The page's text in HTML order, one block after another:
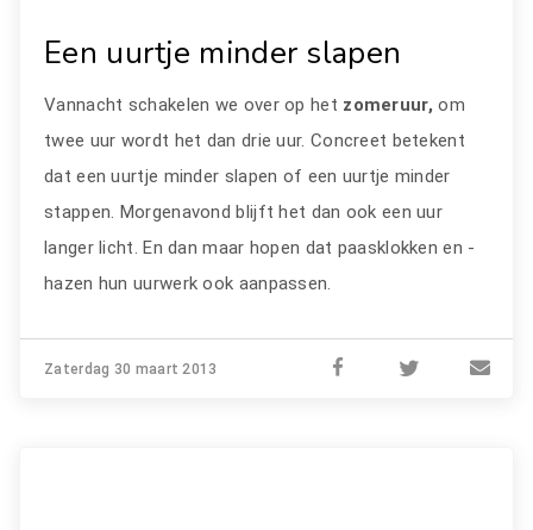
Een uurtje minder slapen
Vannacht schakelen we over op het zomeruur, om
twee uur wordt het dan drie uur. Concreet betekent
dat een uurtje minder slapen of een uurtje minder
stappen. Morgenavond blijft het dan ook een uur
langer licht. En dan maar hopen dat paasklokken en -
hazen hun uurwerk ook aanpassen.
Zaterdag 30 maart 2013